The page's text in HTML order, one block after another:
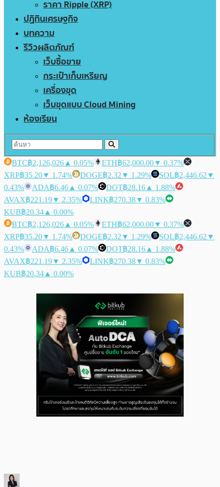
ราคา Ripple (XRP)
ปฏิทินเศรษฐกิจ
บทความ
รีวิวผลิตภัณฑ์
เว็บซื้อขาย
กระเป๋าเก็บเหรียญ
เครื่องขุด
เว็บขุดแบบ Cloud Mining
ห้องเรียน
BTC฿2,126,026 ▲ 0.05% ETH฿62,000.00▼ 0.37%
XRP฿35.20▼ 1.74% DOGE฿2.32 ▼ 1.29% SOL฿2,446.62 ▼
0.43%
ADA฿6.46 ▲ 0.07% DOT฿28.16 ▲ 1.88%
AVAX฿221.19▼ 2.35% LINK฿270.38▼ 0.83%
KUB฿20.34 ▲ 0.00%
BTC฿2,126,026 ▲ 0.05% ETH฿62,000.00▼ 0.37%
XRP฿35.20▼ 1.74% DOGE฿2.32 ▼ 1.29% SOL฿2,446.62 ▼
0.43%
ADA฿6.46 ▲ 0.07% DOT฿28.16 ▲ 1.88%
AVAX฿221.19▼ 2.35% LINK฿270.38▼ 0.83%
KUB฿20.34 ▲ 0.00%